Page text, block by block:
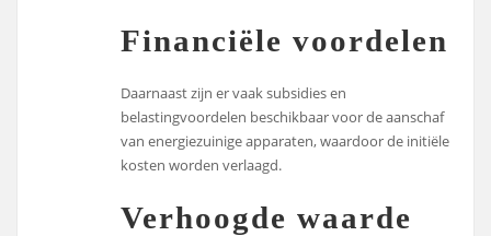
Financiële voordelen
Daarnaast zijn er vaak subsidies en
belastingvoordelen beschikbaar voor de aanschaf
van energiezuinige apparaten, waardoor de initiële
kosten worden verlaagd.
Verhoogde waarde